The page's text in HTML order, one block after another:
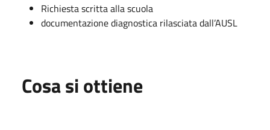
Richiesta scritta alla scuola
documentazione diagnostica rilasciata dall’AUSL
Cosa si ottiene